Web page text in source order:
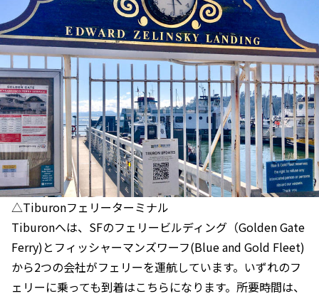
△Tiburonフェリーターミナル
Tiburonへは、SFのフェリービルディング（Golden Gate
Ferry)とフィッシャーマンズワーフ(Blue and Gold Fleet)
から2つの会社がフェリーを運航しています。いずれのフ
ェリーに乗っても到着はこちらになります。所要時間は、